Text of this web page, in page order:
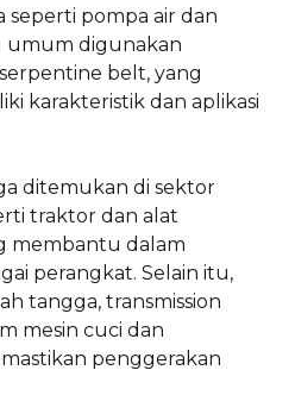
seperti pompa air dan
umum digunakan
belt, yang
karakteristik dan aplikasi
ditemukan di sektor
traktor dan alat
membantu dalam
perangkat. Selain itu,
tangga, transmission
mesin cuci dan
penggerakan